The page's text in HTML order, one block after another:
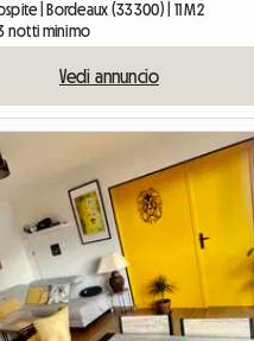
| Bordeaux (33300) | 11 M2
notti minimo
Vedi annuncio